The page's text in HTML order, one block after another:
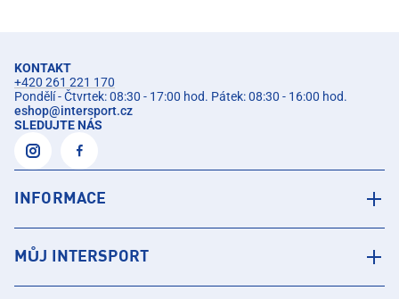
KONTAKT
+420 261 221 170
Pondělí - Čtvrtek: 08:30 - 17:00 hod. Pátek: 08:30 - 16:00 hod.
eshop@intersport.cz
SLEDUJTE NÁS
INFORMACE
MŮJ INTERSPORT